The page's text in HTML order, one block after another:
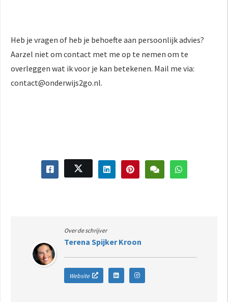
Heb je vragen of heb je behoefte aan persoonlijk advies?
Aarzel niet om contact met me op te nemen om te
overleggen wat ik voor je kan betekenen. Mail me via:
contact@onderwijs2go.nl.
Over de schrijver
Terena Spijker Kroon
Website